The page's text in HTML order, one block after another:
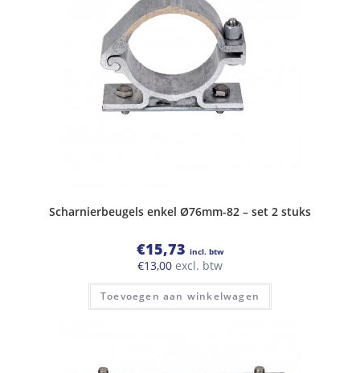
Scharnierbeugels enkel Ø76mm-82 – set 2 stuks
€15,73 incl. btw
€13,00 excl. btw
Toevoegen aan winkelwagen